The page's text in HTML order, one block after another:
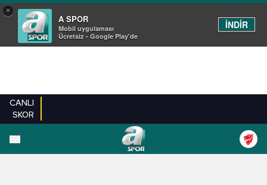
×
A SPOR
Mobil uygulaması
Ücretsiz - Google Play'de
İNDİR
CANLI
SKOR
EN YENILER